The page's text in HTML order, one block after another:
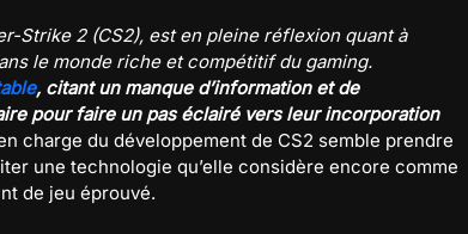
Strike 2 (CS2), est en pleine réflexion quant à
le monde riche et compétitif du gaming.
, citant un manque d’information et de
pour faire un pas éclairé vers leur incorporation
charge du développement de CS2 semble prendre
une technologie qu’elle considère encore comme
de jeu éprouvé.